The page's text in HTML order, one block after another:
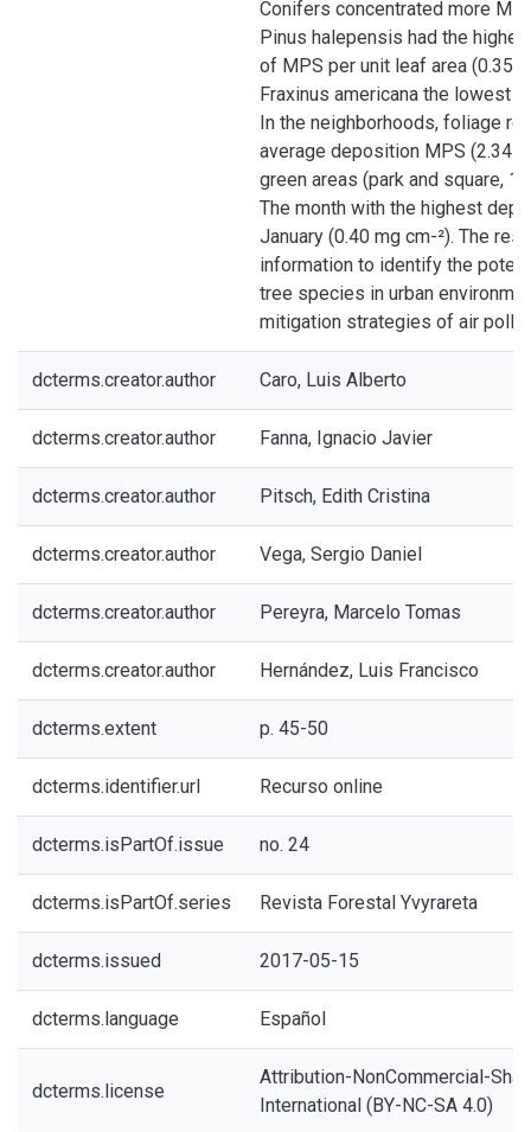
Conifers concentrated more
Pinus halepensis had the
of MPS per unit leaf area (0.35
Fraxinus americana the lowest
In the neighborhoods, foliage
average deposition MPS (2.34
green areas (park and square,
The month with the highest
January (0.40 mg cm-²). The
information to identify the
tree species in urban
mitigation strategies of air
dcterms.creator.author Caro, Luis Alberto
dcterms.creator.author Fanna, Ignacio Javier
dcterms.creator.author Pitsch, Edith Cristina
dcterms.creator.author Vega, Sergio Daniel
dcterms.creator.author Pereyra, Marcelo Tomas
dcterms.creator.author Hernández, Luis Francisco
dcterms.extent p. 45-50
dcterms.identifier.url Recurso online
dcterms.isPartOf.issue no. 24
dcterms.isPartOf.series Revista Forestal Yvyrareta
dcterms.issued 2017-05-15
dcterms.language Español
dcterms.license
Attribution-NonCommercial-
International (BY-NC-SA 4.0)